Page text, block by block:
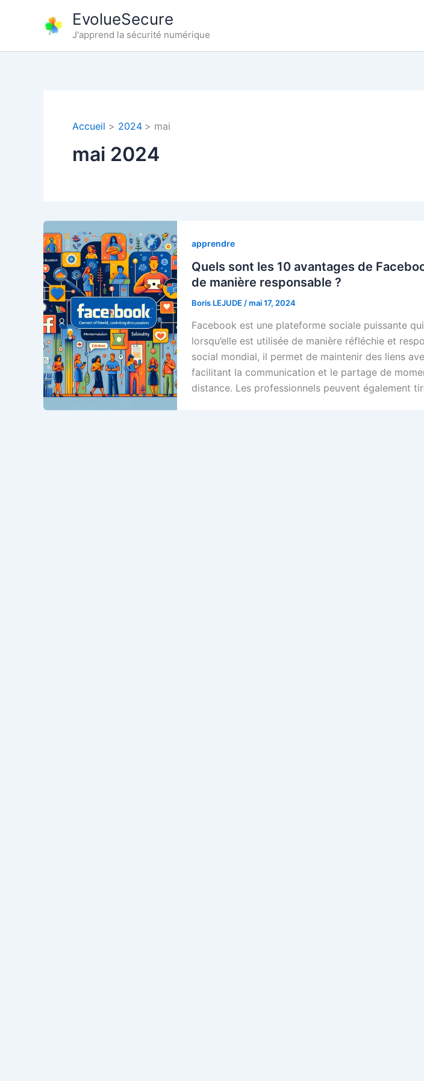
EvolueSecure
J'apprend la sécurité numérique
Accueil 2024 mai
mai 2024
apprendre
Quels sont les 10 avantages de
de manière responsable ?
Boris LEJUDE /mai 17, 2024
Facebook est une plateforme sociale puissante
lorsqu’elle est utilisée de manière réfléchie et
social mondial, il permet de maintenir des liens
facilitant la communication et le partage de
distance. Les professionnels peuvent également